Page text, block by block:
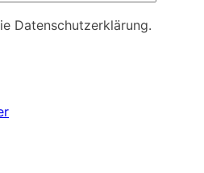
Datenschutzerklärung.